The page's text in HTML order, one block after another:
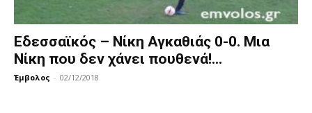
Εδεσσαϊκός – Νίκη Αγκαθιάς 0-0. Μια
Νίκη που δεν χάνει πουθενά!...
Έμβολος - 02/12/2018